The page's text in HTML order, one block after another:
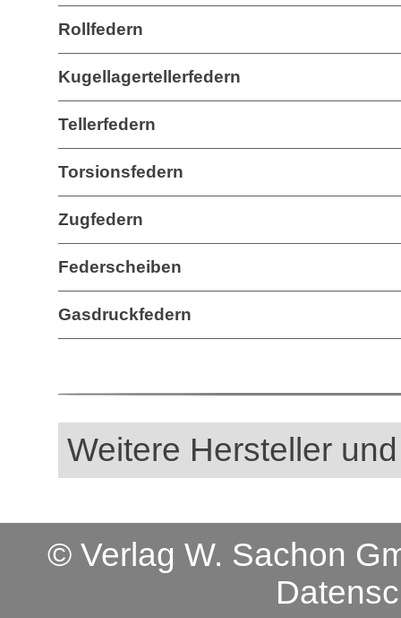
Rollfedern
Kugellagertellerfedern
Tellerfedern
Torsionsfedern
Zugfedern
Federscheiben
Gasdruckfedern
Weitere Hersteller
© Verlag W. Sachon